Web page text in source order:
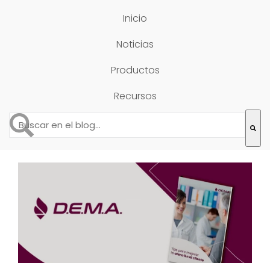
Inicio
Noticias
Productos
Recursos
Esto es un campo de búsqueda con una función de